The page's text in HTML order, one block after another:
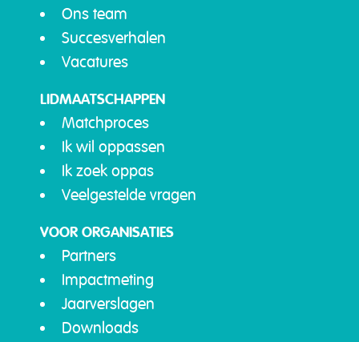
Ons team
Succesverhalen
Vacatures
LIDMAATSCHAPPEN
Matchproces
Ik wil oppassen
Ik zoek oppas
Veelgestelde vragen
VOOR ORGANISATIES
Partners
Impactmeting
Jaarverslagen
Downloads